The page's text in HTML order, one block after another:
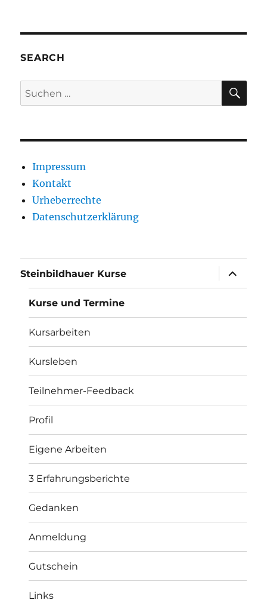
SEARCH
Suche
nach:
Impressum
Kontakt
Urheberrechte
Datenschutzerklärung
Steinbildhauer Kurse
anzeigen
Kurse und Termine
Kursarbeiten
Kursleben
Teilnehmer-Feedback
Profil
Eigene Arbeiten
3 Erfahrungsberichte
Gedanken
Anmeldung
Gutschein
Links